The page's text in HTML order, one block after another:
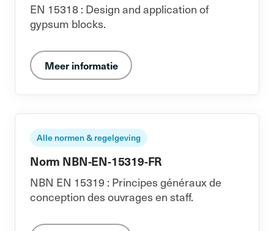
EN 15318 : Design and application of
gypsum blocks.
Meer informatie
Alle normen & regelgeving
Norm NBN-EN-15319-FR
NBN EN 15319 : Principes généraux de
conception des ouvrages en staff.